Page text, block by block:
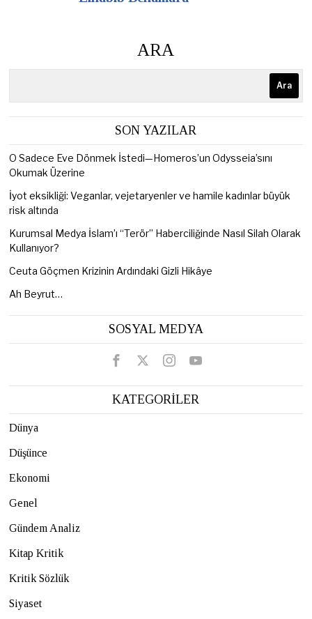
ARA
Ara
SON YAZILAR
O Sadece Eve Dönmek İstedi—Homeros’un Odysseia’sını
Okumak Üzerine
İyot eksikliği: Veganlar, vejetaryenler ve hamile kadınlar büyük
risk altında
Kurumsal Medya İslam’ı “Terör” Haberciliğinde Nasıl Silah Olarak
Kullanıyor?
Ceuta Göçmen Krizinin Ardındaki Gizli Hikâye
Ah Beyrut…
SOSYAL MEDYA
KATEGORİLER
Dünya
Düşünce
Ekonomi
Genel
Gündem Analiz
Kitap Kritik
Kritik Sözlük
Siyaset